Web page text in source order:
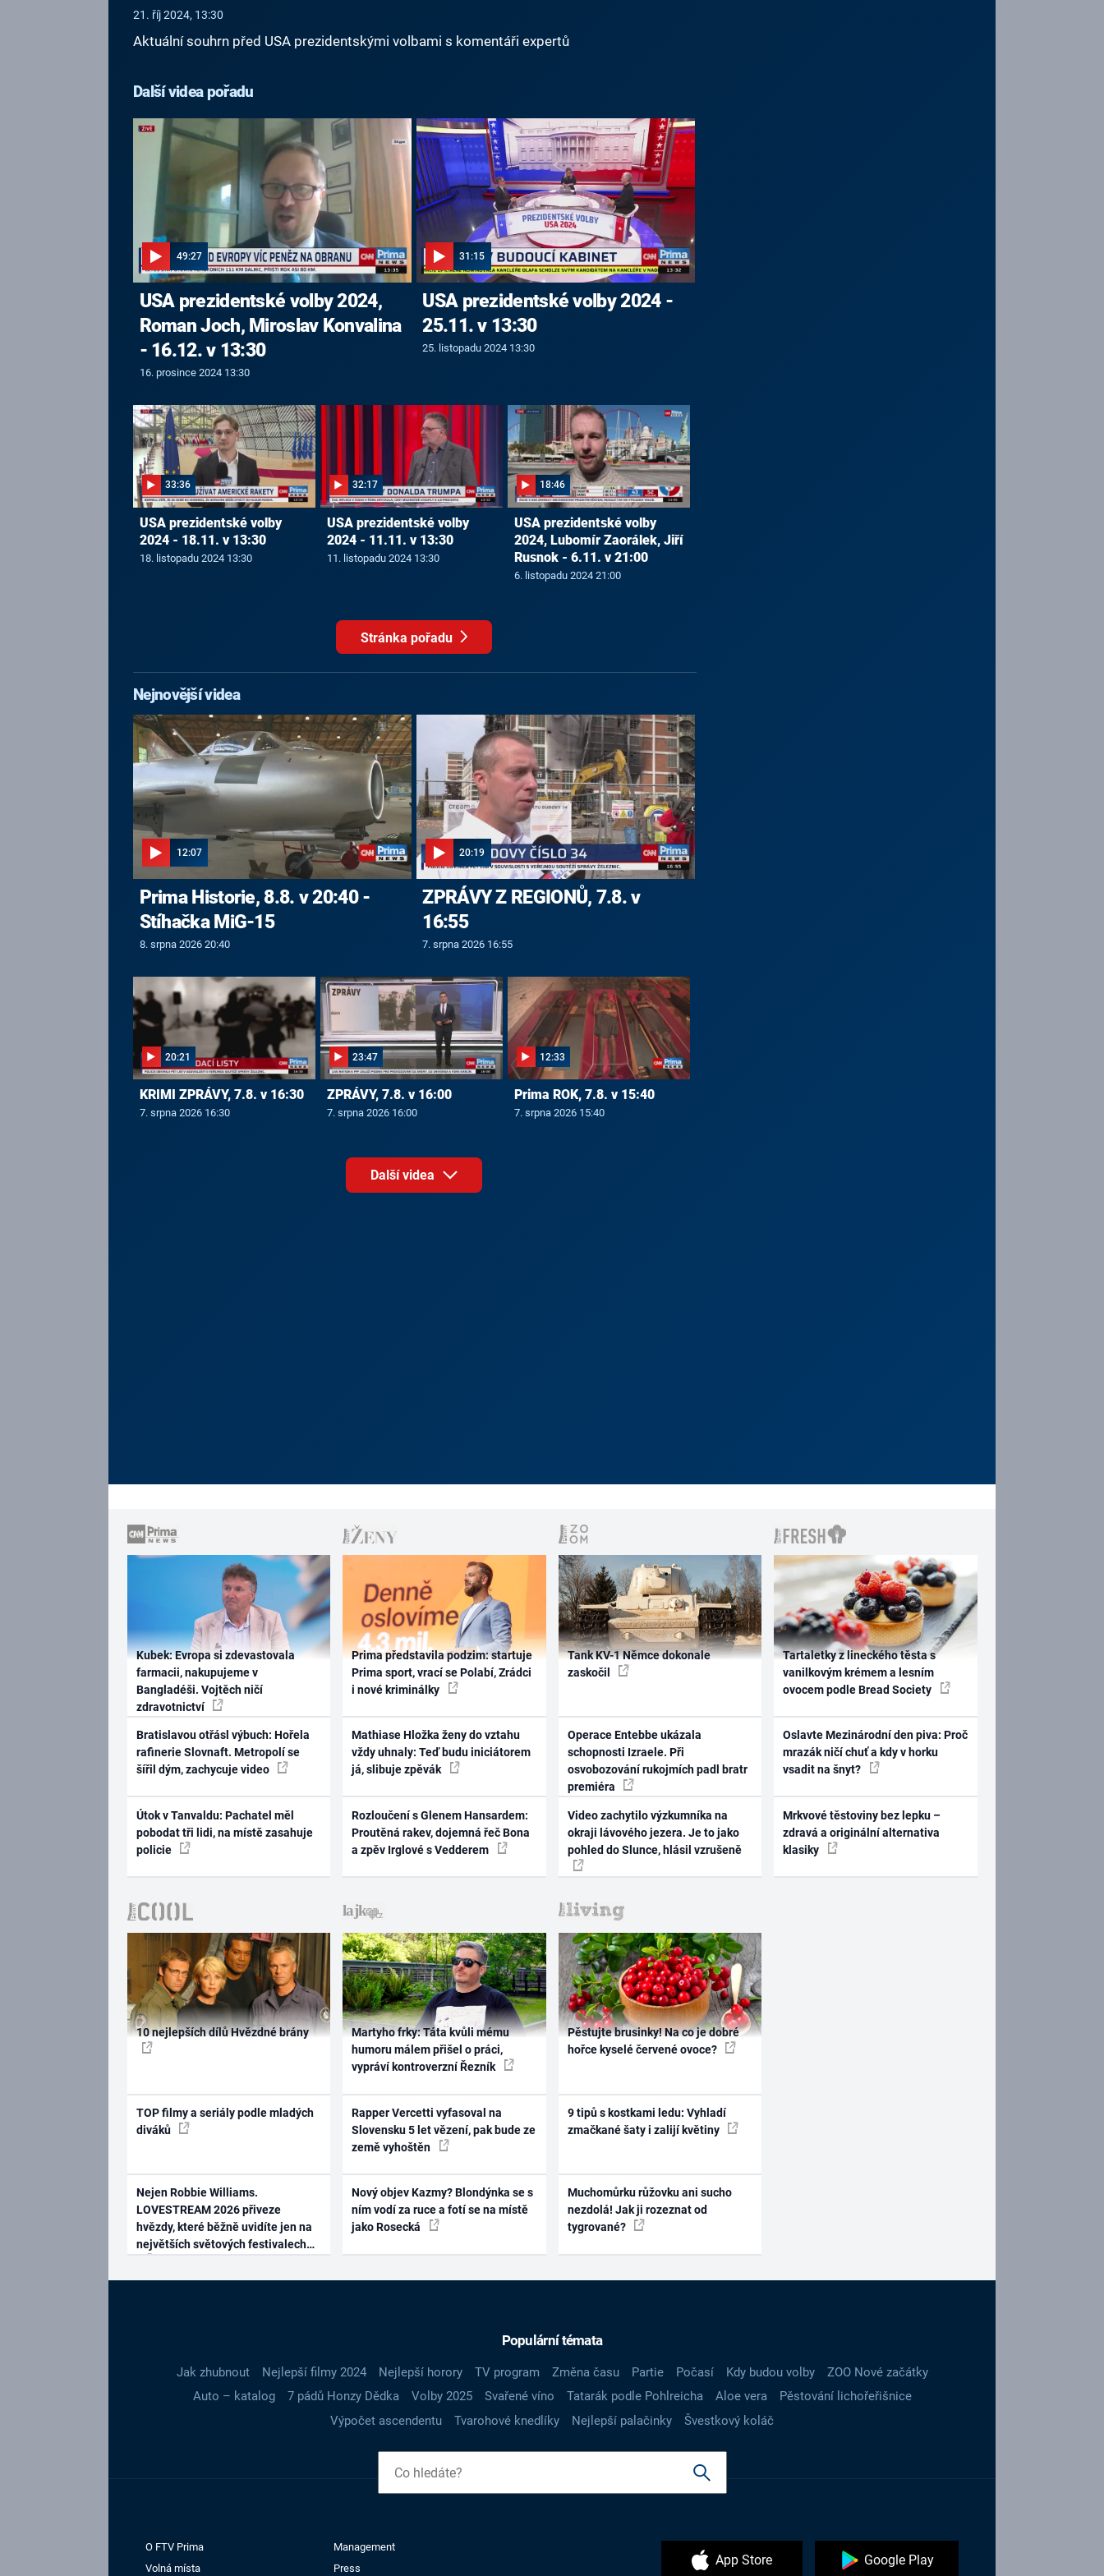
21. říj 2024, 13:30
Aktuální souhrn před USA prezidentskými volbami s komentáři expertů
Další videa pořadu
49:27
USA prezidentské volby 2024,
Roman Joch, Miroslav Konvalina
- 16.12. v 13:30
16. prosince 2024 13:30
31:15
USA prezidentské volby 2024 -
25.11. v 13:30
25. listopadu 2024 13:30
33:36
USA prezidentské volby
2024 - 18.11. v 13:30
18. listopadu 2024 13:30
32:17
USA prezidentské volby
2024 - 11.11. v 13:30
11. listopadu 2024 13:30
18:46
USA prezidentské volby
2024, Lubomír Zaorálek, Jiří
Rusnok - 6.11. v 21:00
6. listopadu 2024 21:00
Stránka pořadu
Nejnovější videa
12:07
Prima Historie, 8.8. v 20:40 -
Stíhačka MiG-15
8. srpna 2026 20:40
20:19
ZPRÁVY Z REGIONŮ, 7.8. v
16:55
7. srpna 2026 16:55
20:21
KRIMI ZPRÁVY, 7.8. v 16:30
7. srpna 2026 16:30
23:47
ZPRÁVY, 7.8. v 16:00
7. srpna 2026 16:00
12:33
Prima ROK, 7.8. v 15:40
7. srpna 2026 15:40
Další videa
Kubek: Evropa si zdevastovala
farmacii, nakupujeme v
Bangladéši. Vojtěch ničí
zdravotnictví
Bratislavou otřásl výbuch: Hořela
rafinerie Slovnaft. Metropolí se
šířil dým, zachycuje video
Útok v Tanvaldu: Pachatel měl
pobodat tři lidi, na místě zasahuje
policie
Prima představila podzim: startuje
Prima sport, vrací se Polabí, Zrádci
i nové kriminálky
Mathiase Hložka ženy do vztahu
vždy uhnaly: Teď budu iniciátorem
já, slibuje zpěvák
Rozloučení s Glenem Hansardem:
Proutěná rakev, dojemná řeč Bona
a zpěv Irglové s Vedderem
Tank KV-1 Němce dokonale
zaskočil
Operace Entebbe ukázala
schopnosti Izraele. Při
osvobozování rukojmích padl bratr
premiéra
Video zachytilo výzkumníka na
okraji lávového jezera. Je to jako
pohled do Slunce, hlásil vzrušeně
Tartaletky z lineckého těsta s
vanilkovým krémem a lesním
ovocem podle Bread Society
Oslavte Mezinárodní den piva: Proč
mrazák ničí chuť a kdy v horku
vsadit na šnyt?
Mrkvové těstoviny bez lepku –
zdravá a originální alternativa
klasiky
10 nejlepších dílů Hvězdné brány
TOP filmy a seriály podle mladých
diváků
Nejen Robbie Williams.
LOVESTREAM 2026 přiveze
hvězdy, které běžně uvidíte jen na
největších světových festivalech
Martyho frky: Táta kvůli mému
humoru málem přišel o práci,
vypráví kontroverzní Řezník
Rapper Vercetti vyfasoval na
Slovensku 5 let vězení, pak bude ze
země vyhoštěn
Nový objev Kazmy? Blondýnka se s
ním vodí za ruce a fotí se na místě
jako Rosecká
Pěstujte brusinky! Na co je dobré
hořce kyselé červené ovoce?
9 tipů s kostkami ledu: Vyhladí
zmačkané šaty i zalijí květiny
Muchomůrku růžovku ani sucho
nezdolá! Jak ji rozeznat od
tygrované?
Populární témata
Jak zhubnout Nejlepší filmy 2024 Nejlepší horory TV program Změna času Partie Počasí Kdy budou volby
ZOO Nové začátky
Auto – katalog
7 pádů Honzy Dědka Volby 2025 Svařené víno Tatarák podle Pohlreicha Aloe vera
Pěstování lichořeřišnice
Výpočet ascendentu
Tvarohové knedlíky Nejlepší palačinky Švestkový koláč
O FTV Prima
Management
Volná místa
Press
App Store Google Play